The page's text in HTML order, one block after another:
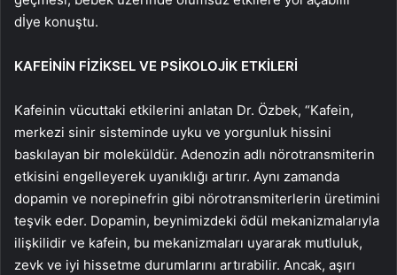
dİye konuştu.
KAFEİNİN FİZİKSEL VE PSİKOLOJİK ETKİLERİ
Kafeinin vücuttaki etkilerini anlatan Dr. Özbek, “Kafein,
merkezi sinir sisteminde uyku ve yorgunluk hissini
baskılayan bir moleküldür. Adenozin adlı nörotransmiterin
etkisini engelleyerek uyanıklığı artırır. Aynı zamanda
dopamin ve norepinefrin gibi nörotransmiterlerin üretimini
teşvik eder. Dopamin, beynimizdeki ödül mekanizmalarıyla
ilişkilidir ve kafein, bu mekanizmaları uyararak mutluluk,
zevk ve iyi hissetme durumlarını artırabilir. Ancak, aşırı